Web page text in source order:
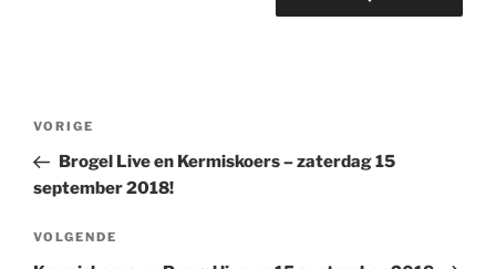
Bericht
Vorig
bericht
VORIGE
Brogel Live en Kermiskoers – zaterdag 15
september 2018!
Volgend
VOLGENDE